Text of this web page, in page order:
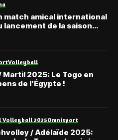
match amical international
lancement de la saison
et au Togo
Volleyball
Martil 2025: Le Togo en
de l’Égypte !
Volleyball 2025Omnisport
/ Adélaïde 2025: